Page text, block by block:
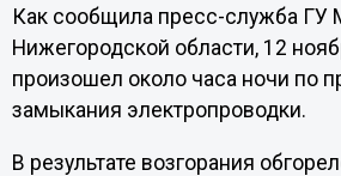
Как сообщила пресс-служба ГУ
Нижегородской области, 12
произошел около часа ночи по
замыкания электропроводки.
В результате возгорания